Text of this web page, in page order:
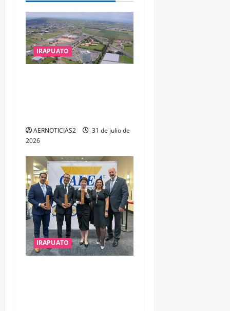
IRAPUATO
AERNOTICIAS2
31 de julio de
2026
IRAPUATO